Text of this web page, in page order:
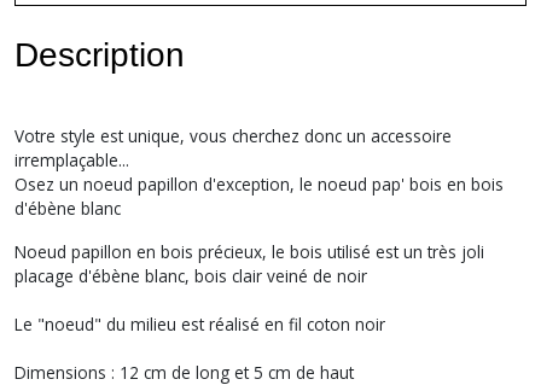
Description
Votre style est unique, vous cherchez donc un accessoire
irremplaçable...
Osez un noeud papillon d'exception, le noeud pap' bois en bois
d'ébène blanc
Noeud papillon en bois précieux, le bois utilisé est un très joli
placage d'ébène blanc, bois clair veiné de noir
Le "noeud" du milieu est réalisé en fil coton noir
Dimensions : 12 cm de long et 5 cm de haut